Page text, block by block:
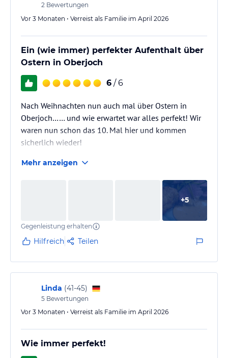
2 Bewertungen
Vor 3 Monaten • Verreist als Familie im April 2026
Ein (wie immer) perfekter Aufenthalt über
Ostern in Oberjoch
6 / 6
Nach Weihnachten nun auch mal über Ostern in
Oberjoch…… und wie erwartet war alles perfekt! Wir
waren nun schon das 10. Mal hier und kommen
sicherlich wieder!
Mehr anzeigen
+5
Gegenleistung erhalten
Hilfreich Teilen
Linda (41-45)
5 Bewertungen
Vor 3 Monaten • Verreist als Familie im April 2026
Wie immer perfekt!